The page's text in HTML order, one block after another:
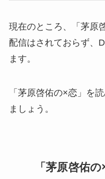
現在のところ、「茅原
配信はされておらず、
ます。
「茅原啓佑の×恋」を
ましょう。
「茅原啓佑